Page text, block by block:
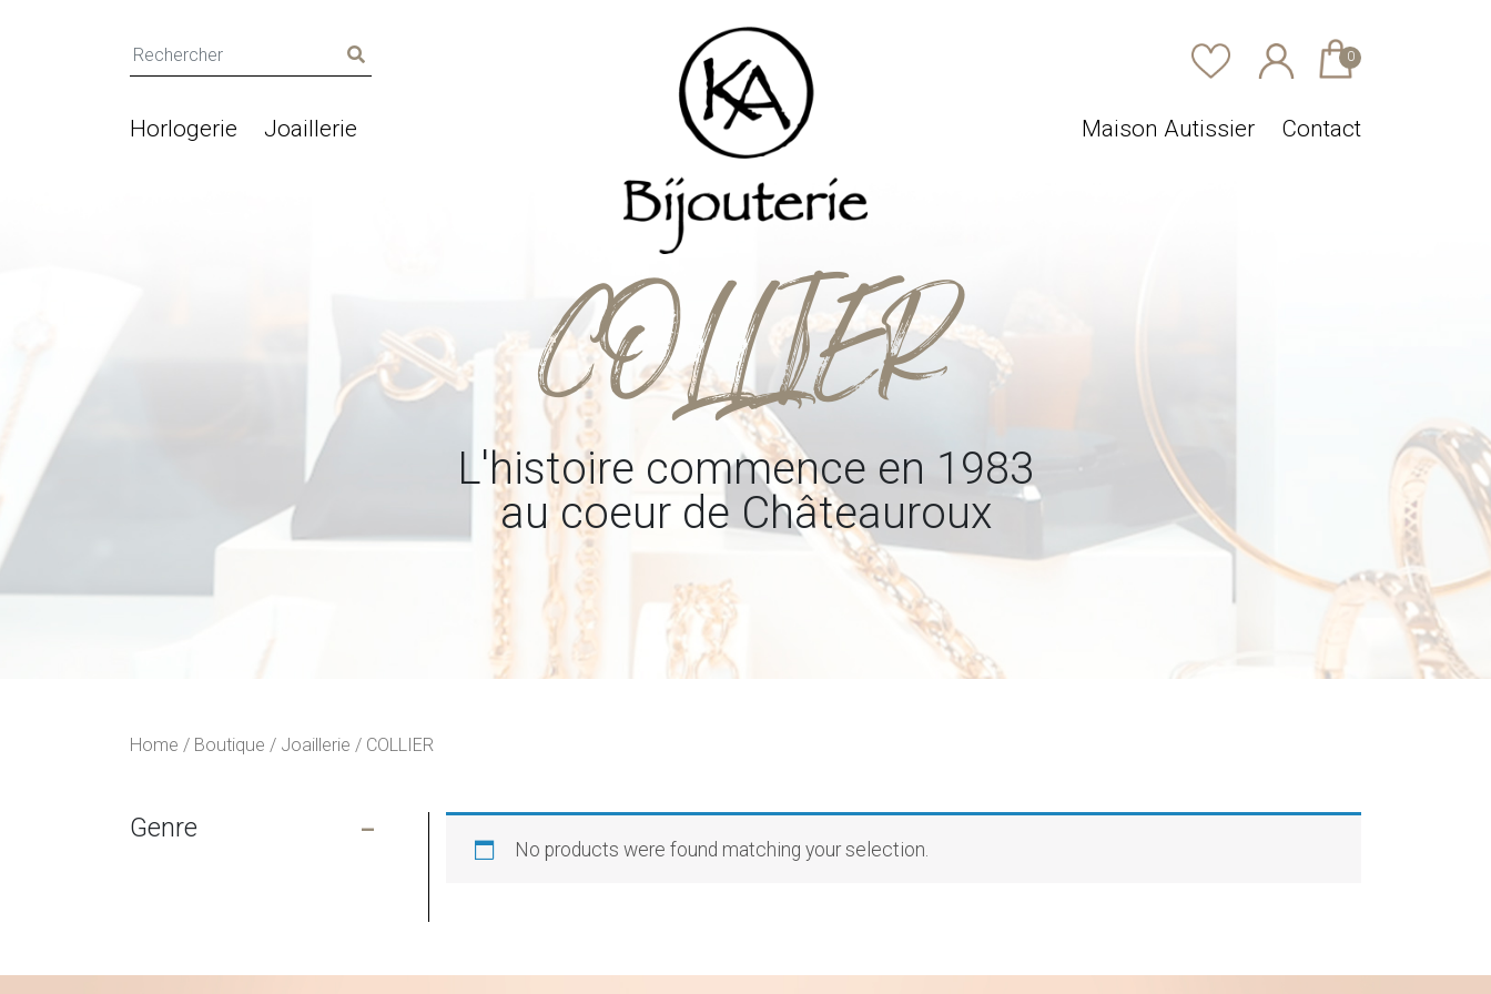
Horlogerie Joaillerie
0
Maison Autissier Contact
COLLIER
L'histoire commence en 1983
au coeur de Châteauroux
Home / Boutique / Joaillerie / COLLIER
Genre - No products were found matching your selection.